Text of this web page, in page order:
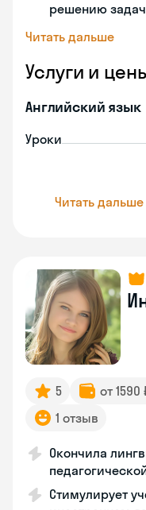
решению задач
Читать дальше
Услуги и
Английский язык
Уроки
Читать дальше
5 от
1 отзыв
Окончила
Стимулирует